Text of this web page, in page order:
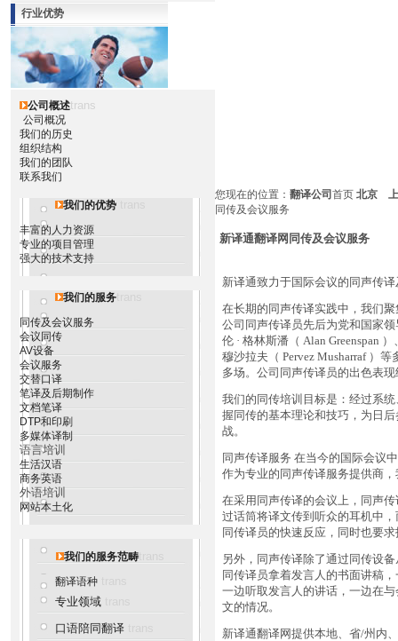
行业优势
公司概述trans
公司概况
我们的历史
组织结构
我们的团队
联系我们
我们的优势
丰富的人力资源
专业的项目管理
强大的技术支持
我们的服务
同传及会议服务
会议同传
AV设备
会议服务
交替口译
笔译及后期制作
文档笔译
DTP和印刷
多媒体译制
语言培训
生活汉语
商务英语
外语培训
网站本土化
我们的服务范畴
翻译语种
专业领域
口语陪同翻译
您现在的位置： 翻译公司 首页 北京
同传及会议服务
新译通翻译网同传及会议服务
新译通致力于国际会议的同声传
在长期的同声传译实践中，我们
公司同声传译员先后为党和国家
伦 · 格林斯潘（ Alan Greenspan
穆沙拉夫（ Pervez Musharraf ）
多场。公司同声传译员的出色表
我们的同传培训目标是：经过系
握同传的基本理论和技巧，为日
战。
同声传译服务 在当今的国际会议
作为专业的同声传译服务提供商
在采用同声传译的会议上，同声
过话筒将译文传到听众的耳机中
同传译员的快速反应，同时也要
另外，同声传译除了通过同传设
同传译员拿着发言人的书面讲稿
一边听取发言人的讲话，一边在
文的情况。
新译通翻译网提供本地、省/州内